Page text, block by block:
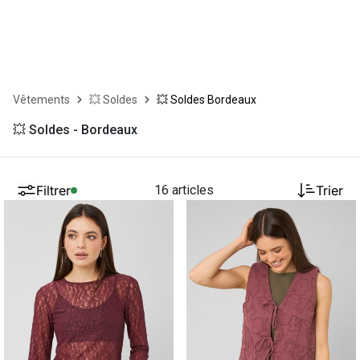
Vêtements 💥 Soldes 💥 Soldes Bordeaux
💥 Soldes - Bordeaux
Filtrer 16 articles Trier